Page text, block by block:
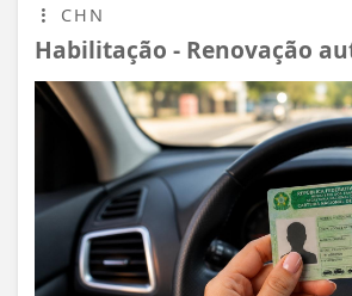
CHN
Habilitação - Renovação